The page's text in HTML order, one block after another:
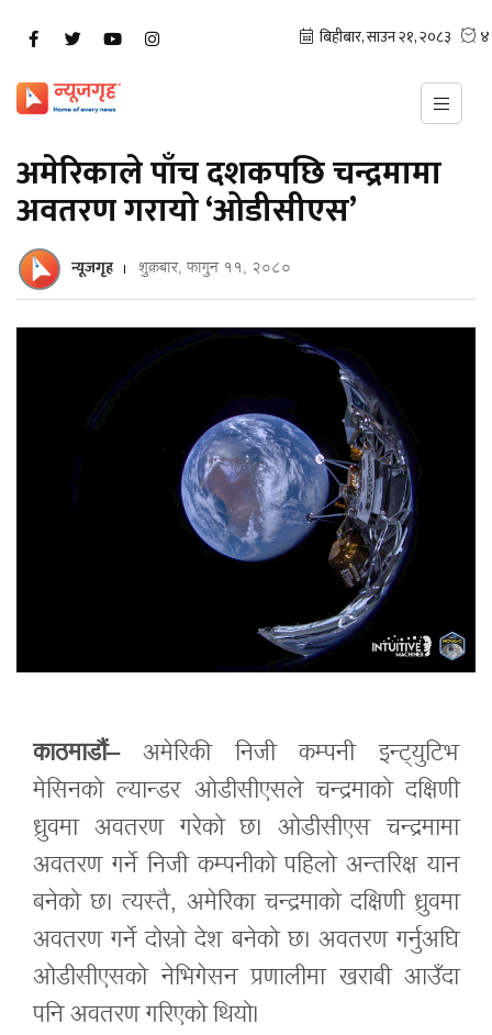
अमेरिकाले पाँच दशकपछि चन्द्रमामा
अवतरण गरायो ‘ओडीसीएस’
न्यूजगृह शुक्रबार, फागुन ११, २०८०
काठमाडौं– अमेरिकी निजी कम्पनी इन्ट्युटिभ
मेसिनको ल्यान्डर ओडीसीएसले चन्द्रमाको दक्षिणी
ध्रुवमा अवतरण गरेको छ। ओडीसीएस चन्द्रमामा
अवतरण गर्ने निजी कम्पनीको पहिलो अन्तरिक्ष यान
बनेको छ। त्यस्तै, अमेरिका चन्द्रमाको दक्षिणी ध्रुवमा
अवतरण गर्ने दोस्रो देश बनेको छ। अवतरण गर्नुअघि
ओडीसीएसको नेभिगेसन प्रणालीमा खराबी आउँदा
पनि अवतरण गरिएको थियो।